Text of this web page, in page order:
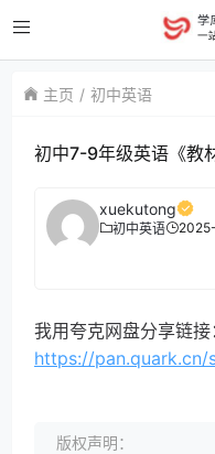
主页 初中英语
初中7-9年级英语《教
xuekutong
初中英语
我用夸克网盘分享链接
https://pan.quark.cn/
版权声明：